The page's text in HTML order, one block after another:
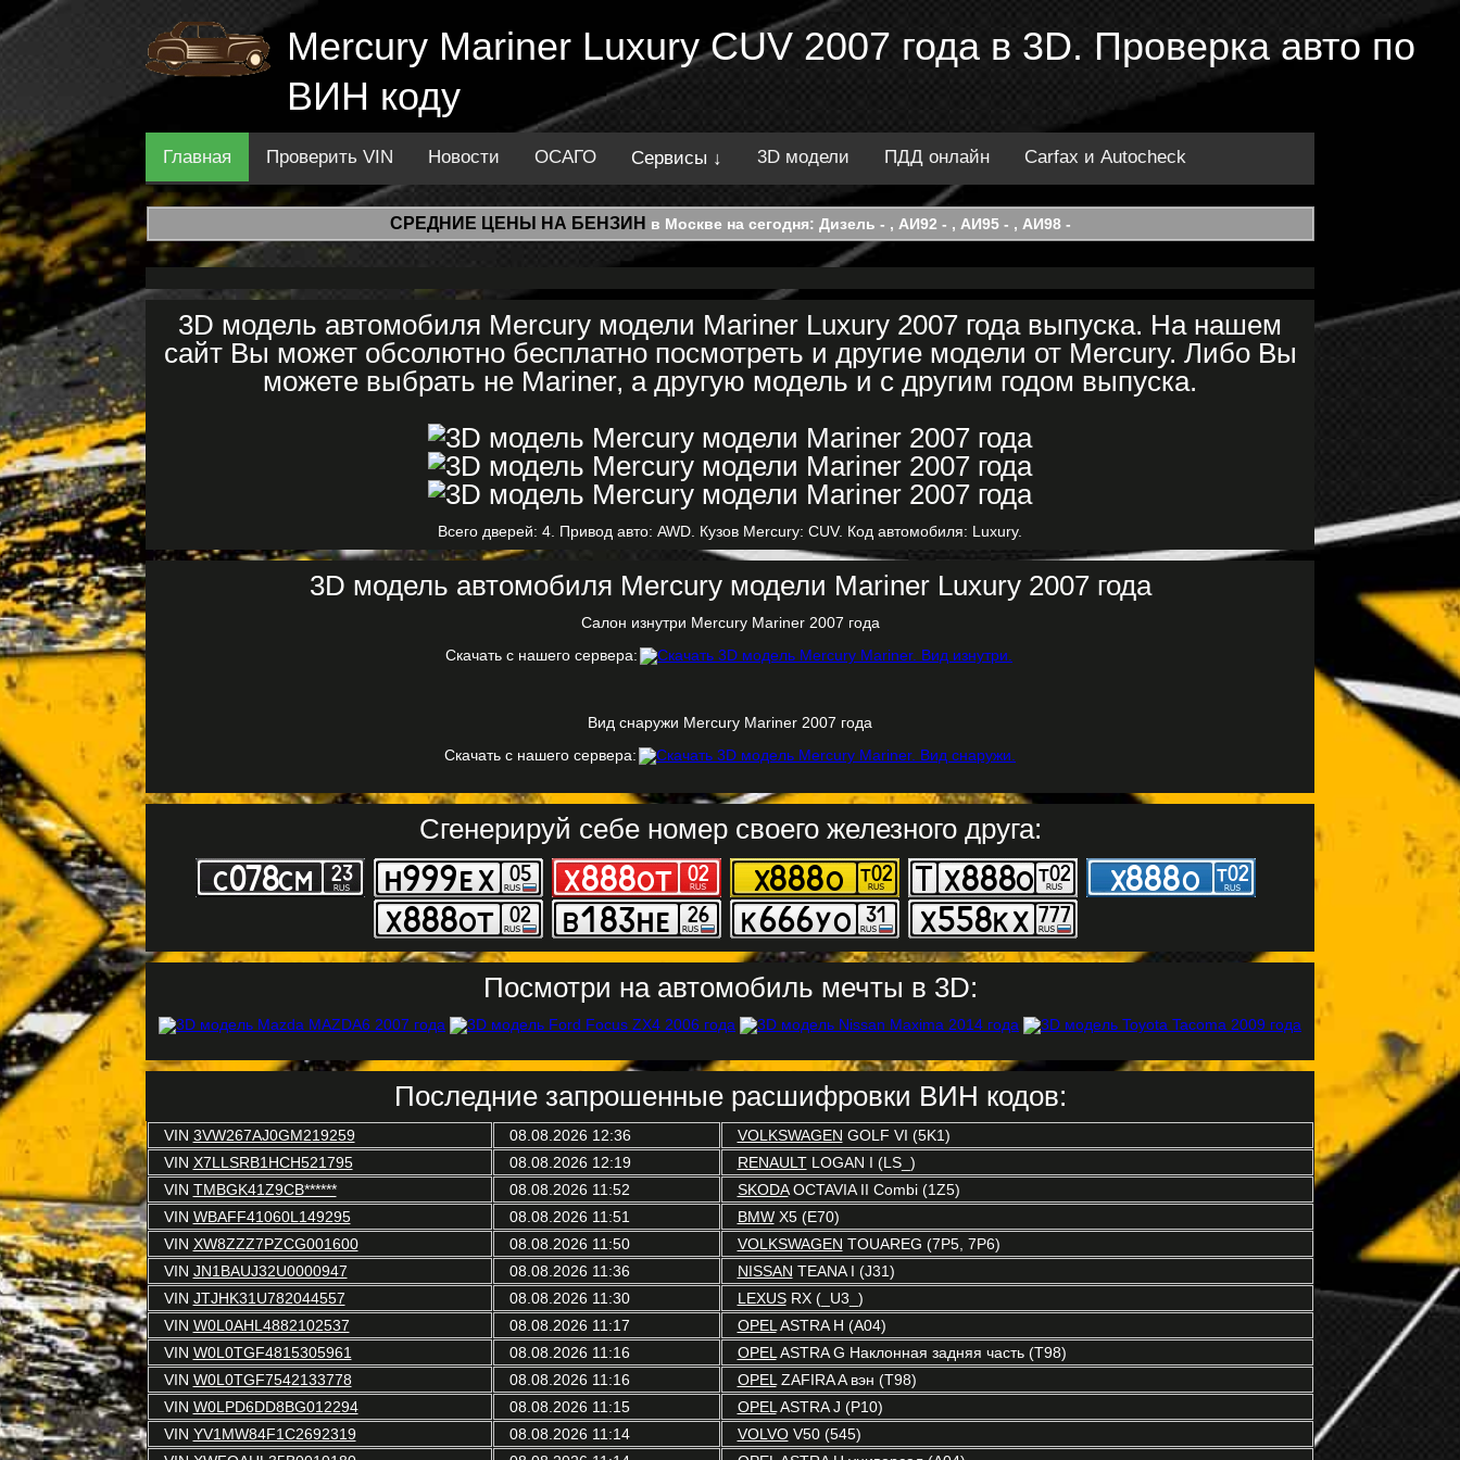
Mercury Mariner Luxury CUV 2007 года в 3D. Проверка авто по
ВИН коду
Главная Проверить VIN Новости ОСАГО Сервисы ↓ 3D модели ПДД онлайн Carfax и Autocheck
СРЕДНИЕ ЦЕНЫ НА БЕНЗИН в Москве на сегодня: Дизель - , АИ92 - , АИ95 - , АИ98 -
3D модель автомобиля Mercury модели Mariner Luxury 2007 года выпуска. На нашем
сайт Вы может обсолютно бесплатно посмотреть и другие модели от Mercury. Либо Вы
можете выбрать не Mariner, а другую модель и с другим годом выпуска.
Всего дверей: 4. Привод авто: AWD. Кузов Mercury: CUV. Код автомобиля: Luxury.
3D модель автомобиля Mercury модели Mariner Luxury 2007 года
Салон изнутри Mercury Mariner 2007 года
Скачать с нашего сервера:
Вид снаружи Mercury Mariner 2007 года
Скачать с нашего сервера:
Сгенерируй себе номер своего железного друга:
Посмотри на автомобиль мечты в 3D:
Последние запрошенные расшифровки ВИН кодов:
VIN 3VW267AJ0GM219259 08.08.2026 12:36 VOLKSWAGEN GOLF VI (5K1)
VIN X7LLSRB1HCH521795 08.08.2026 12:19 RENAULTLOGAN I (LS_)
VIN TMBGK41Z9CB****** 08.08.2026 11:52 SKODAOCTAVIA II Combi (1Z5)
VIN WBAFF41060L149295 08.08.2026 11:51 BMWX5 (E70)
VIN XW8ZZZ7PZCG001600 08.08.2026 11:50 VOLKSWAGEN TOUAREG (7P5, 7P6)
VIN JN1BAUJ32U0000947 08.08.2026 11:36 NISSAN TEANA I (J31)
VIN JTJHK31U782044557 08.08.2026 11:30 LEXUSRX (_U3_)
VIN W0L0AHL4882102537 08.08.2026 11:17 OPEL ASTRA H (A04)
VIN W0L0TGF4815305961 08.08.2026 11:16 OPEL ASTRA G Наклонная задняя часть (T98)
VIN W0L0TGF7542133778 08.08.2026 11:16 OPEL ZAFIRA A вэн (T98)
VIN W0LPD6DD8BG012294 08.08.2026 11:15 OPEL ASTRA J (P10)
VIN YV1MW84F1C2692319 08.08.2026 11:14 VOLVOV50 (545)